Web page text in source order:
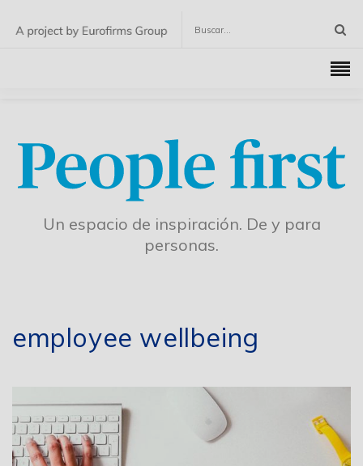
Un espacio de inspiración. De y para
personas.
employee wellbeing